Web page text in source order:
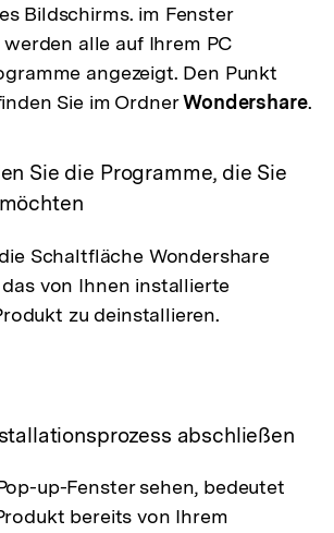
Bildschirms. im Fenster
werden alle auf Ihrem PC
angezeigt. Den Punkt
Sie im OrdnerWondershare.
Sie die Programme, die Sie
Schaltfläche Wondershare
von Ihnen installierte
zu deinstallieren.
abschließen
up-Fenster sehen, bedeutet
bereits von Ihrem